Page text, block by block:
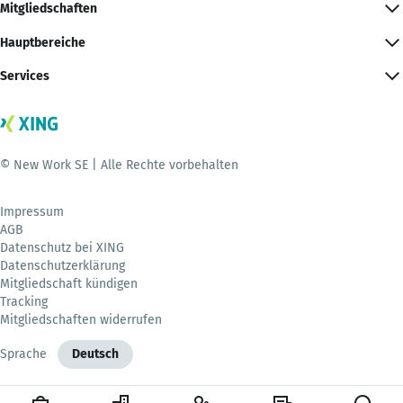
Mitgliedschaften
Hauptbereiche
Services
© New Work SE | Alle Rechte vorbehalten
Impressum
AGB
Datenschutz bei XING
Datenschutzerklärung
Mitgliedschaft kündigen
Tracking
Mitgliedschaften widerrufen
Sprache Deutsch